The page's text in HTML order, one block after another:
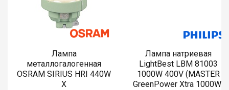
Лампа
металлогалогенная
OSRAM SIRIUS HRI 440W
X
Лампа натриевая
LightBest LBM 81003
1000W 400V (MASTER
GreenPower Xtra 1000W)